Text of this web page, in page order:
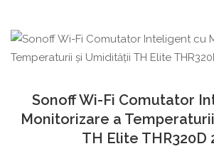
Sonoff Wi-Fi Comutator
Monitorizare a
TH Elite THR320D